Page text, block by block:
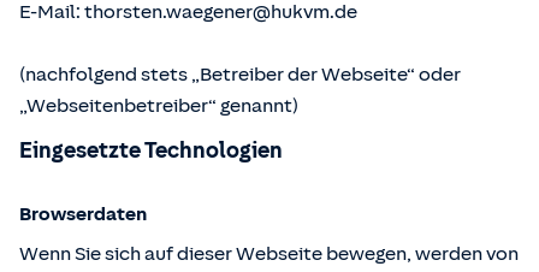
E-Mail: thorsten.waegener@hukvm.de
(nachfolgend stets „Betreiber der Webseite“ oder
„Webseitenbetreiber“ genannt)
Eingesetzte Technologien
Browserdaten
Wenn Sie sich auf dieser Webseite bewegen, werden von